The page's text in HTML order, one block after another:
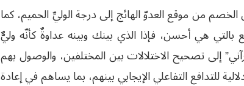
من موقع العدوّ الهائج إلى درجة الوليِّ الحميم، كما
بالتي هي أحسن، فإذا الذي بينك وبينه عداوةٌ كأنّه وليٌّ
القرآني” إلى تصحيح الاختلالات بين المختلفين، والوصول بهم
للتدافع التفاعلي الإيجابي بينهم، بما يساهم في إعادة